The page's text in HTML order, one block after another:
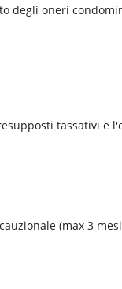
degli oneri
tassativi e
(max 3